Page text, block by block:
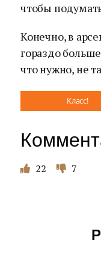
чтобы
Конечно, в
гораздо
что нужно, не
Класс!
22 7